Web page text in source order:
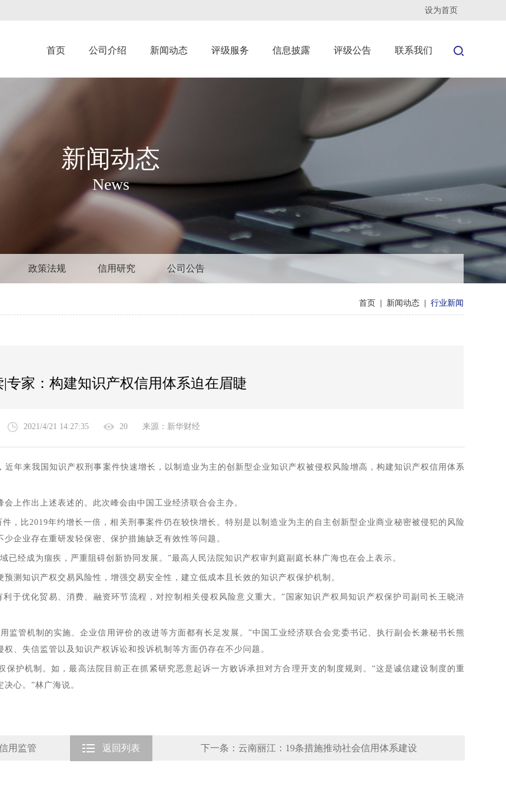
设为首页
首页 公司介绍 新闻动态 评级服务 信息披露 评级公告 联系我们
新闻动态
News
政策法规 信用研究 公司公告
首页 新闻动态 行业新闻
|专家：构建知识产权信用体系迫在眉睫
2021/4/21 14:27:35 20 来源：新华财经
年来我国知识产权刑事案件快速增长，以制造业为主的创新型企业知识产权被侵权风险增高，构建知识产权信用体系
作出上述表述的。此次峰会由中国工业经济联合会主办。
比2019年约增长一倍，相关刑事案件仍在较快增长。特别是以制造业为主的自主创新型企业商业秘密被侵犯的风险
企业存在重研发轻保密、保护措施缺乏有效性等问题。
经成为痼疾，严重阻碍创新协同发展。”最高人民法院知识产权审判庭副庭长林广海也在会上表示。
知识产权交易风险性，增强交易安全性，建立低成本且长效的知识产权保护机制。
优化贸易、消费、融资环节流程，对控制相关侵权风险意义重大。”国家知识产权局知识产权保护司副司长王晓浒
管机制的实施、企业信用评价的改进等方面都有长足发展。”中国工业经济联合会党委书记、执行副会长兼秘书长熊
、失信监管以及知识产权诉讼和投诉机制等方面仍存在不少问题。
机制。如，最高法院目前正在抓紧研究恶意起诉一方败诉承担对方合理开支的制度规则。“这是诚信建设制度的重
心。”林广海说。
用监管 返回列表 下一条： 云南丽江：19条措施推动社会信用体系建设